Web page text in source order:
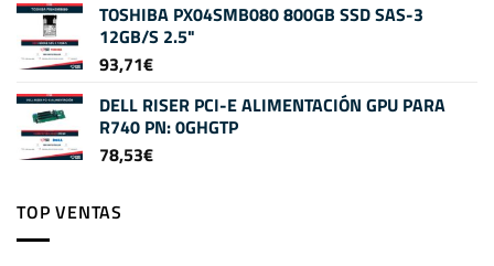
TOSHIBA PX04SMB080 800GB SSD SAS-3
12GB/S 2.5"
93,71€
DELL RISER PCI-E ALIMENTACIÓN GPU PARA
R740 PN: 0GHGTP
78,53€
TOP VENTAS